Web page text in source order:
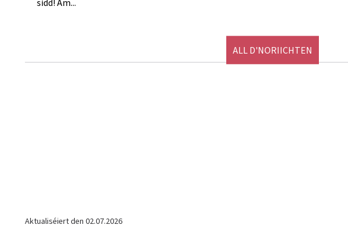
sidd! Am...
ALL D'NORIICHTEN
Aktualiséiert den 02.07.2026